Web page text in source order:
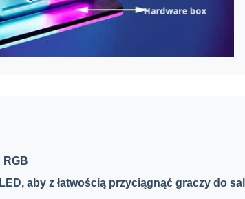
RGB
aby z łatwością przyciągnąć graczy do